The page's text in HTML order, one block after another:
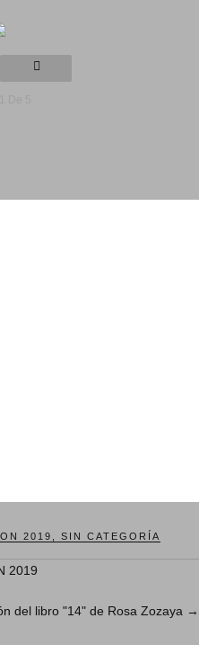
2019 SIN CATEGORÍA
2019
del libro "14" de Rosa Zozaya →